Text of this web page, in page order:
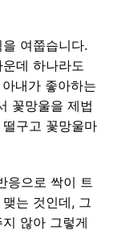
여쭙습니다.
데 하나라도
내가 좋아하는
꽃망울을 제법
구고 꽃망울마
응으로 싹이 트
는 것인데, 그
않아 그렇게